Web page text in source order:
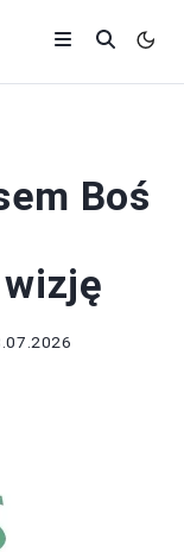
Boś